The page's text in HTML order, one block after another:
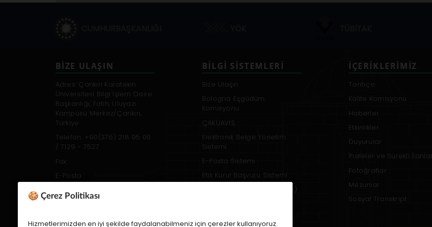
BİZE ULAŞIN
Adres: Çankırı Karatekin
Üniversitesi Bilgi İşlem Daire
Başkanlığı, Fatih, Uluyazı
Kampüsü Merkez/Çankırı,
Türkiye
Telefon: +90(376) 218 95 00
/ 7129 - 7527
Fax:
E-Posta:
webdestek@karatekin.edu.tr
Erişilebilirlik Desteği
BILGI SISTEMLERI
Bize Ulaşın
Bologna Eşgüdüm
Komisyonu
ÇAKÜAVİS
Elektronik Belge Yönetim
Sistemi
E-Posta Sistemi
Etik Kurul Başvuru Sistemi
Öğrenci Bilgi Sistemi (UBYS)
İÇERIKLERIMIZ
Tarihçe
Kalite Komisyonu
Haberler
Etkinlikler
Duyurular
İhaleler ve Sürekli İlanlar
Fotoğraflar
Mezunlar
Sosyal Transkript
🍪 Çerez Politikası
Hizmetlerimizden en iyi şekilde faydalanabilmeniz için çerezler kullanıyoruz.